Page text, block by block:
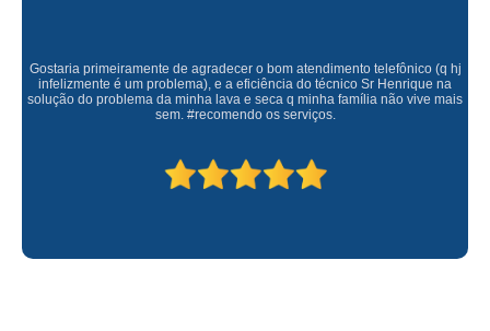
Gostaria primeiramente de agradecer o bom atendimento telefônico (q hj
infelizmente é um problema), e a eficiência do técnico Sr Henrique na
solução do problema da minha lava e seca q minha família não vive mais
sem. #recomendo os serviços.